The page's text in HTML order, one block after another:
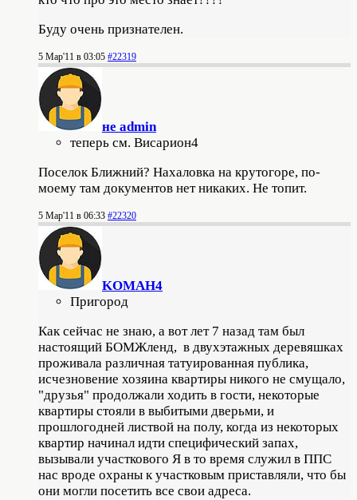
Буду очень признателен.
5 Мар'11 в 03:05 #22319
не admin
теперь см. Висариoн4
Поселок Ближний? Нахаловка на крутогоре, по-
моему там документов нет никаких. Не топит.
5 Мар'11 в 06:33 #22320
KOMAH4
Пригород
Как сейчас не знаю, а вот лет 7 назад там был
настоящий БОМЖленд, в двухэтажных деревяшках
проживала различная татуированная публика,
исчезновение хозяина квартиры никого не смущало,
"друзья" продолжали ходить в гости, некоторые
квартиры стояли в выбитыми дверьми, и
прошлогодней листвой на полу, когда из некоторых
квартир начинал идти специфический запах,
вызывали участкового Я в то время служил в ППС
нас вроде охраны к участковым приставляли, что бы
они могли посетить все свои адреса.